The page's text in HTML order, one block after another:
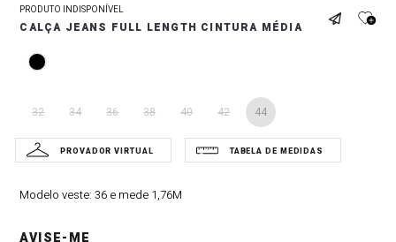
PRODUTO INDISPONÍVEL
CALÇA JEANS FULL LENGTH CINTURA MÉDIA
32 34 36 38 40 42 44
Modelo veste:36 e mede 1,76M